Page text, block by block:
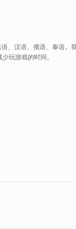
、汉语、俄语、泰语。
玩游戏的时间。